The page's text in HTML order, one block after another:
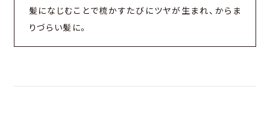
髪になじむことで梳かすたびにツヤが生まれ、からま
りづらい髪に。